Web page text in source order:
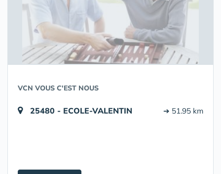
VCN VOUS C'EST NOUS
25480 - ECOLE-VALENTIN ➔ 51.95 km